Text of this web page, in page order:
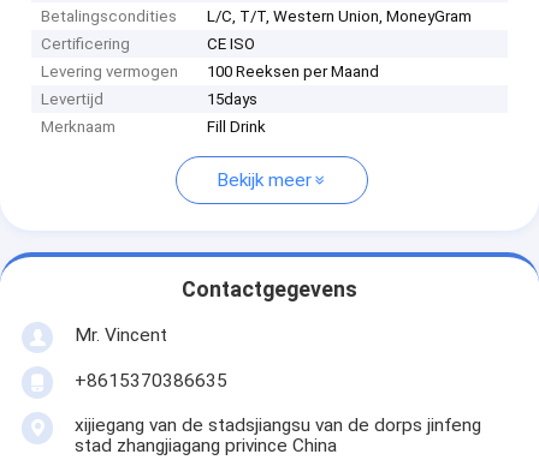
Betalingscondities
L/C, T/T, Western Union, MoneyGram
Certificering
CE ISO
Levering vermogen
100 Reeksen per Maand
Levertijd
15days
Merknaam
Fill Drink
Bekijk meer
Contactgegevens
Mr. Vincent
+8615370386635
xijiegang van de stadsjiangsu van de dorps jinfeng
stad zhangjiagang privince China